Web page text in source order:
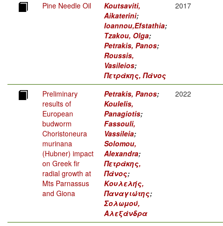
Pine Needle Oil
Koutsaviti,
Aikaterini;
Ioannou,Efstathia;
Tzakou, Olga;
Petrakis, Panos;
Roussis,
Vasileios;
Πετράκης, Πάνος
2017
Preliminary
results of
European
budworm
Choristoneura
murinana
(Hubner) impact
on Greek fir
radial growth at
Mts Parnassus
and Giona
Petrakis, Panos;
Koulelis,
Panagiotis;
Fassouli,
Vassileia;
Solomou,
Alexandra;
Πετράκης,
Πάνος;
Κουλελής,
Παναγιώτης;
Σολωμού,
Αλεξάνδρα
2022